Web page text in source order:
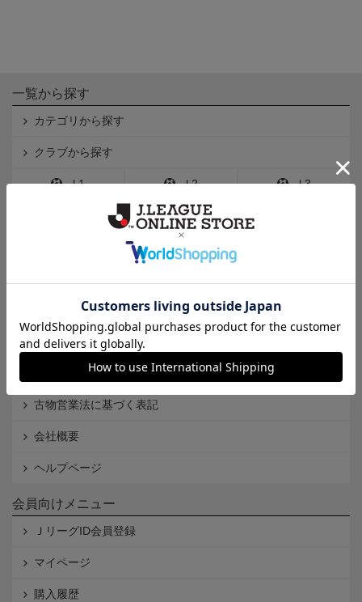
一覧から探す
カテゴリから探す
クラブから探す
Ｊ1 Ｊ2 Ｊ3
インフォメーション
Ｊリーグオンラインストアとは
個人情報保護方針
Cookieポリシー
特定商取引法に基づく表記
古物営業法に基づく表記
会社概要
ヘルプページ
会員向けメニュー
ＪリーグID会員登録
マイページ
購入履歴